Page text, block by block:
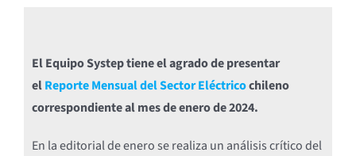
El Equipo Systep tiene el agrado de presentar
elReporte Mensual del Sector Eléctricochileno
correspondiente al mes de enero de 2024.
En la editorial de enero se realiza un análisis crítico del